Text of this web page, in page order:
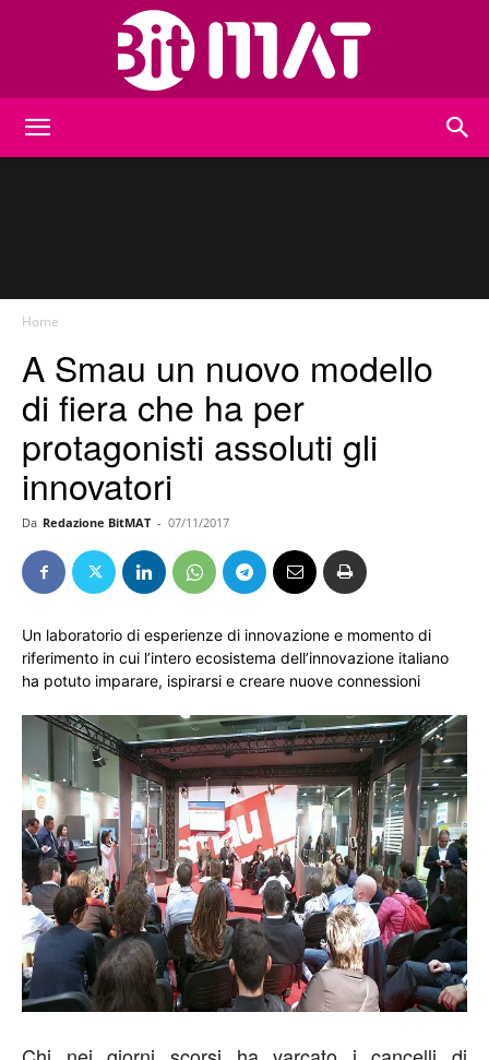
Home
A Smau un nuovo modello
di fiera che ha per
protagonisti assoluti gli
innovatori
Da Redazione BitMAT - 07/11/2017
Un laboratorio di esperienze di innovazione e momento di
riferimento in cui l’intero ecosistema dell’innovazione italiano
ha potuto imparare, ispirarsi e creare nuove connessioni